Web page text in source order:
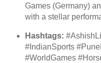
Games (Germany)
with a stellar
Hashtags:
#IndianSports
#WorldGames